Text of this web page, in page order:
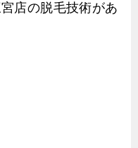
店の脱毛技術があ